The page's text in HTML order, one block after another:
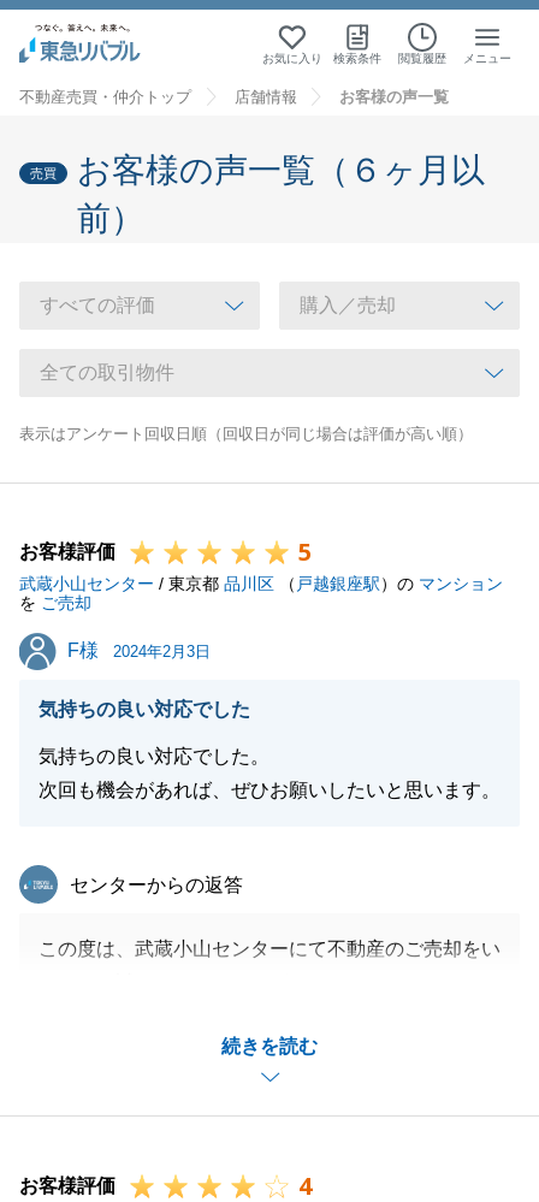
お気に入り 検索条件 閲覧履歴 メニュー
不動産売買・仲介トップ 店舗情報 お客様の声一覧
売買
お客様の声一覧（６ヶ月以
前）
表示はアンケート回収日順（回収日が同じ場合は評価が高い順）
お客様評価 5
武蔵小山センター / 東京都 品川区 （ 戸越銀座駅）の マンション
を ご売却
F様
F様 2024年2月3日
気持ちの良い対応でした
気持ちの良い対応でした。
次回も機会があれば、ぜひお願いしたいと思います。
続きを読む
東急リバブル
センターからの返答
この度は、武蔵小山センターにて不動産のご売却をい
要望をしっかりと受け、投資家様、保有目的の法人
様、問わず、ご紹介させていただきました。
ご満足の行く売却となり大変うれしく思います。
と幸いです。
お客様評価 4